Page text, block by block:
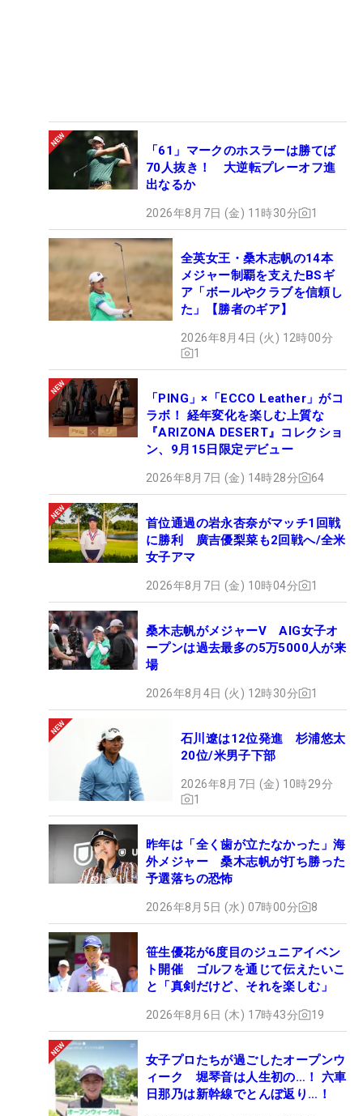
「61」マークのホスラーは勝てば
70人抜き！ 大逆転プレーオフ進
出なるか
2026年8月7日 (金) 11時30分 1
全英女王・桑木志帆の14本
メジャー制覇を支えたBSギ
ア「ボールやクラブを信頼し
た」【勝者のギア】
2026年8月4日 (火) 12時00分
1
「PING」×「ECCO Leather」がコ
ラボ！ 経年変化を楽しむ上質な
『ARIZONA DESERT』コレクショ
ン、9月15日限定デビュー
2026年8月7日 (金) 14時28分 64
首位通過の岩永杏奈がマッチ1回戦
に勝利 廣吉優梨菜も2回戦へ/全米
女子アマ
2026年8月7日 (金) 10時04分 1
桑木志帆がメジャーV AIG女子オ
ープンは過去最多の5万5000人が来
場
2026年8月4日 (火) 12時30分 1
石川遼は12位発進 杉浦悠太
20位/米男子下部
2026年8月7日 (金) 10時29分
1
昨年は「全く歯が立たなかった」海
外メジャー 桑木志帆が打ち勝った
予選落ちの恐怖
2026年8月5日 (水) 07時00分 8
笹生優花が6度目のジュニアイベン
ト開催 ゴルフを通じて伝えたいこ
と「真剣だけど、それを楽しむ」
2026年8月6日 (木) 17時43分 19
女子プロたちが過ごしたオープンウ
ィーク 堀琴音は人生初の…！ 六車
日那乃は新幹線でとんぼ返り…！